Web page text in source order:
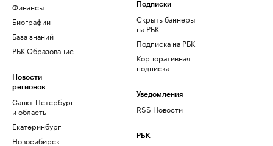
Финансы
Биографии
База знаний
РБК Образование
Новости
регионов
Санкт-Петербург
и область
Екатеринбург
Новосибирск
Подписки
Скрыть баннеры
на РБК
Подписка на РБК
Корпоративная
подписка
Уведомления
RSS Новости
РБК